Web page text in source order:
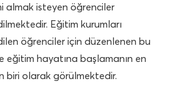
almak isteyen öğrenciler
Eğitim kurumları
öğrenciler için düzenlenen bu
eğitim hayatına başlamanın en
biri olarak görülmektedir.